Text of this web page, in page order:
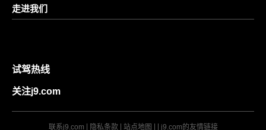
走进我们
试驾热线
关注j9.com
联系j9.com 隐私条款 站点地图 j9.com的友情链接